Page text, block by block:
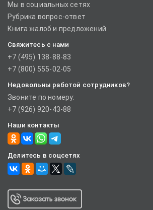
Мы в социальных сетях
Рубрика вопрос-ответ
Книга жалоб и предложений
Свяжитесь с нами
+7 (495) 138-88-83
+7 (800) 555-02-05
Недовольны работой сотрудников?
Звоните по номеру:
+7 (926) 920-43-88
Наши контакты
Делитесь в соцсетях